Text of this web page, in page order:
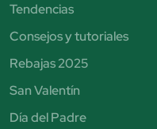
Tendencias
Consejos y tutoriales
Rebajas 2025
San Valentín
Día del Padre